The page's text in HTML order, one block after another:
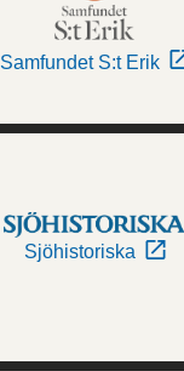
Samfundet S:t Erik
Sjöhistoriska